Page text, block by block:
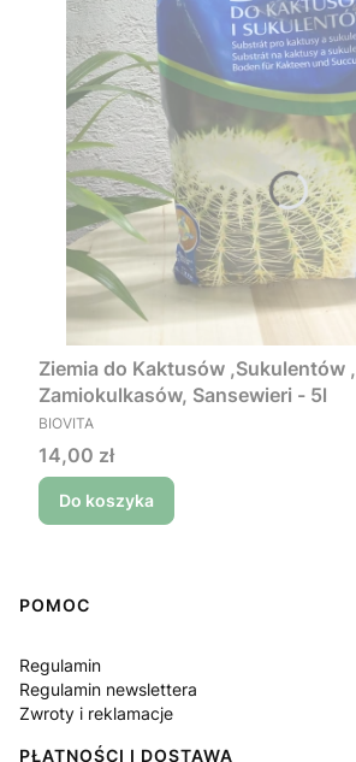
Ziemia do Kaktusów ,Sukulentów ,
Zamiokulkasów, Sansewieri - 5l
PRODUCENT
BIOVITA
Cena
14,00 zł
Do koszyka
Linki w stopce
POMOC
Regulamin
Regulamin newslettera
Zwroty i reklamacje
PŁATNOŚCI I DOSTAWA